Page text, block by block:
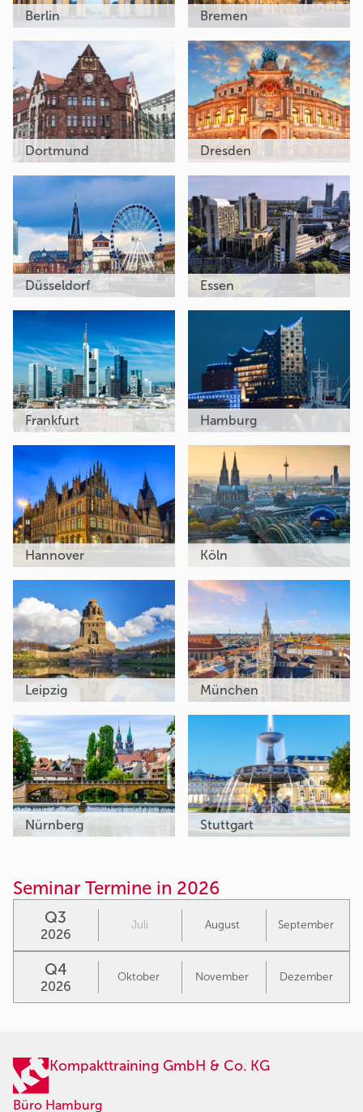
Berlin Bremen
Dortmund Dresden
Düsseldorf Essen
Frankfurt Hamburg
Hannover Köln
Leipzig München
Nürnberg Stuttgart
Seminar Termine in 2026
Q3
2026
Juli August September
Q4
2026
Oktober November Dezember
Kompakttraining GmbH & Co. KG
Büro Hamburg